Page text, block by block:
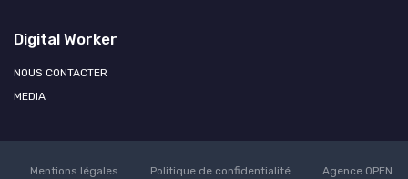
Digital Worker
NOUS CONTACTER
MEDIA
Mentions légales Politique de confidentialité
Agence OPEN